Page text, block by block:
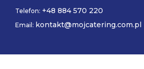
Telefon: +48 884 570 220
Email: kontakt@mojcatering.com.pl